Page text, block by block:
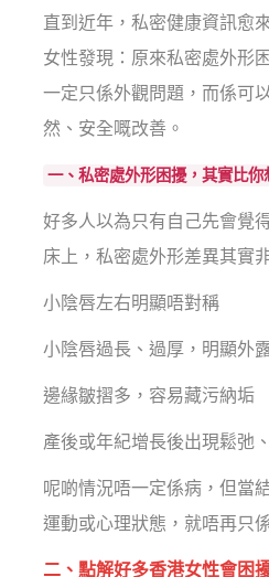
直到近年，私密健康資訊愈
女性發現：原來私密處外形
一定只係外觀問題，而係可
然、安全嘅改善。
一、私密處外形困擾，其實比你
好多人以為只有自己先會覺
床上，私密處外形差異其實
小陰唇左右明顯唔對稱
小陰唇過長、過厚，明顯外
邊緣皺摺多，容易藏污納垢
產後或年紀增長後出現鬆弛
呢啲情況唔一定係病，但當
運動或心理狀態，就唔再只
二、點解好多香港女性會困